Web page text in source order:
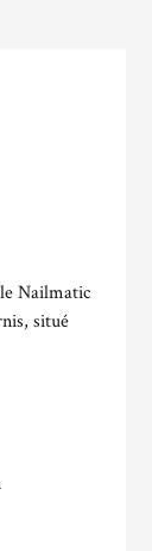
Nailmatic
situé